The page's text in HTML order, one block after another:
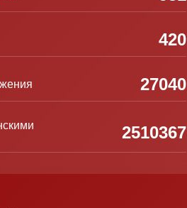
420
27040
2510367